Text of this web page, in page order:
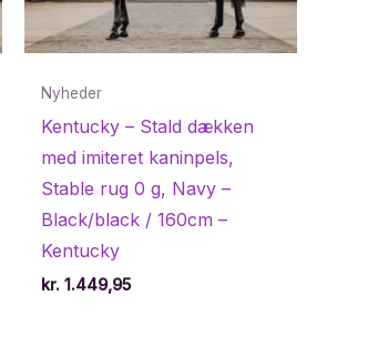
Nyheder
Kentucky – Stald dækken
med imiteret kaninpels,
Stable rug 0 g, Navy –
Black/black / 160cm –
Kentucky
kr.1.449,95